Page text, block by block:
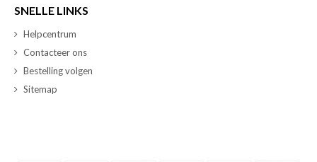
SNELLE LINKS
Helpcentrum
Contacteer ons
Bestelling volgen
Sitemap